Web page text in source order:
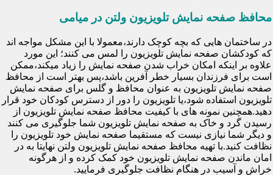
محافظ صفحه نمایش تلویزیون ولتن در میامی
در ساختمان هایی که بچه کوچک دارند،معمولا با این مشکل مواجه اند
که کودکشان صفحه نمایش تلویزیون را لمس می کنند؛ این مورد
علاوه بر اینکه امکان خراب شدن صفحه نمایش را زیاد میکند،ممکن
است برای فرزندان بسیار خطر آفرین باشد،پس بهتر است از محافظ
صفحه نمایش تلویزیون به عنوان محافظ و گلس برای صفحه نمایش
تلویزیون استفاده شود،یا تلویزیون را دور از دسترس کودکان خود قرار
دهید.همچنین نمونه های با کیفیت محافظ صفحه نمایش تلویزیون از
رسیدن گرد و خاک به صفحه نمایش تلویزیون شما جلوگیری می کنند
و دیگر شما نیازی نیست که مستقیما صفحه نمایش خود تلویزیون را
نظافت کنید.با تهیه محافظ صفحه نمایش تلویزیون ولتن نهایتا به در
امان ماندن صفحه نمایش تلویزیون خود کمک کرده و از هرگونه
خراش و آسیب در هنگام نظافت جلوگیری فرمایید.